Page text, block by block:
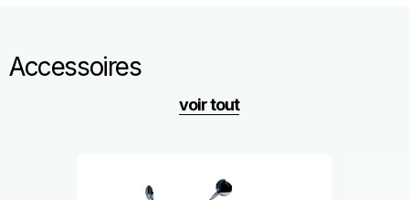
Accessoires
voir tout